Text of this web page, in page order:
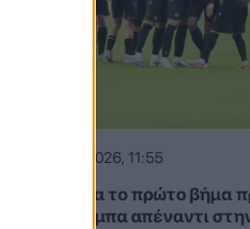
06.08.2026, 11:55
ΠΑΟΚ: Για το πρώτο βήμα
στην Τούμπα απέναντι